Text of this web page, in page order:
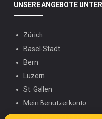
UNSERE ANGEBOTE UNTER
Zürich
Basel-Stadt
Bern
Luzern
St. Gallen
Mein Benutzerkonto
Nutzungsbedingungen